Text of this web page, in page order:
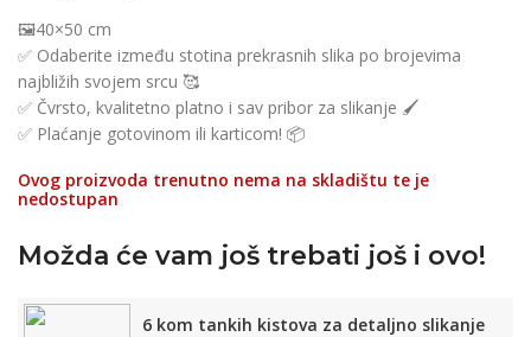
🖼️40×50 cm
✅ Odaberite između stotina prekrasnih slika po brojevima
najbližih svojem srcu 🥰
✅ Čvrsto, kvalitetno platno i sav pribor za slikanje 🖌️
✅ Plaćanje gotovinom ili karticom! 📦
Ovog proizvoda trenutno nema na skladištu te je
nedostupan
Možda će vam još trebati još i ovo!
6 kom tankih kistova za detaljno slikanje